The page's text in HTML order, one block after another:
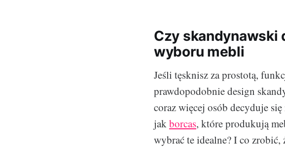
Czy skandynawski
wyboru mebli
Jeśli tęsknisz za prostotą,
prawdopodobnie design
coraz więcej osób decyduje
jakborcas, które produkują
wybrać te idealne? I co zrobić,